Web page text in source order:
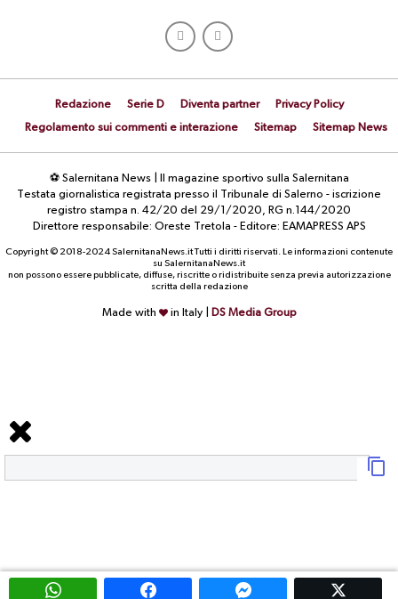
Redazione Serie D Diventa partner
Privacy Policy
Regolamento sui commenti e interazione
Sitemap Sitemap News
⚽ Salernitana News | Il magazine sportivo sulla Salernitana
Testata giornalistica registrata presso il Tribunale di Salerno - iscrizione
registro stampa n. 42/20 del 29/1/2020, RG n.144/2020
Direttore responsabile: Oreste Tretola - Editore: EAMAPRESS APS
Copyright © 2018-2024 SalernitanaNews.it Tutti i diritti riservati. Le informazioni contenute
su SalernitanaNews.it
non possono essere pubblicate, diffuse, riscritte o ridistribuite senza previa autorizzazione
scritta della redazione
Made with in Italy | DS Media Group